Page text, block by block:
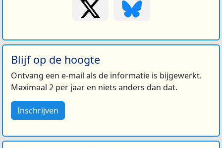
Blijf op de hoogte
Ontvang een e-mail als de informatie is bijgewerkt.
Maximaal 2 per jaar en niets anders dan dat.
Inschrijven